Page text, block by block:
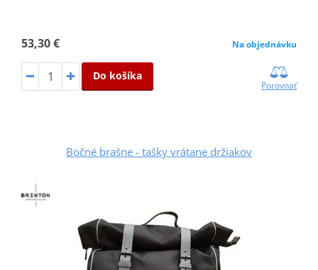
53,30 € Na objednávku
Do košíka
Porovnať
Bočné brašne - tašky vrátane držiakov